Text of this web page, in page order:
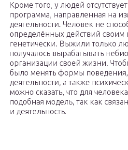
Кроме того, у людей
программа, направленная на
деятельности. Человек не
определённых действий своим
генетически. Выжили только
получалось вырабатывать
организации своей жизни.
было менять формы поведения,
деятельности, а также
можно сказать, что для
подобная модель, так как
и деятельность.